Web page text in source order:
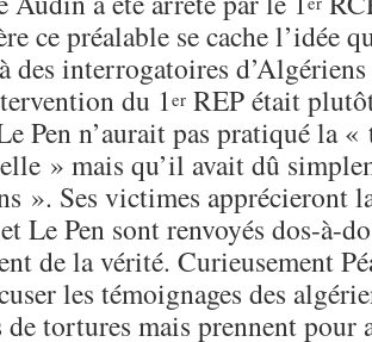
ce préalable se cache l’idée
des interrogatoires
du 1er REP était
Pen n’aurait pas pratiqué la
» mais qu’il avait dû
». Ses victimes apprécieront
Le Pen sont renvoyés dos-à-
de la vérité. Curieusement
les témoignages des
tortures mais prennent pour